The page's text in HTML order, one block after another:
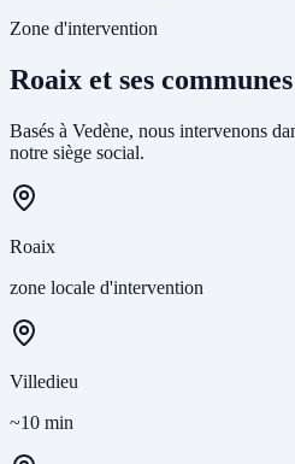
Zone d'intervention
Roaix et ses
Basés à Vedène, nous intervenons
notre siège social.
Roaix
zone locale d'intervention
Villedieu
~10 min